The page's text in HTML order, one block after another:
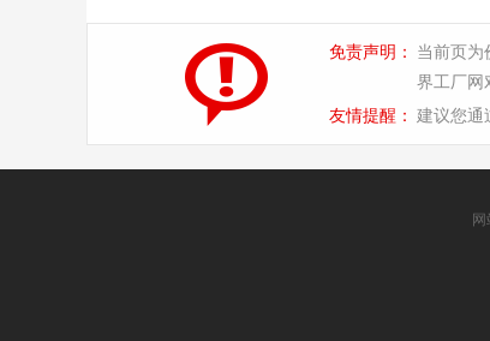
免责声明：
当前页为
界工厂网
友情提醒： 建议您通